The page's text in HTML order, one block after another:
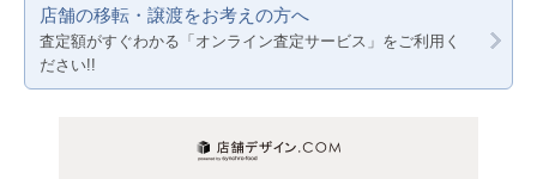
賃料20万円以下
サロン（マッサージ・エステ・ネイルなど）
医療・歯科・クリニック
兵庫
店舗の移転・譲渡をお考えの方へ
査定額がすぐわかる「オンライン査定サービス」をご利用く
ださい!!